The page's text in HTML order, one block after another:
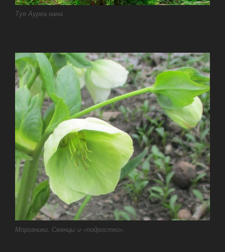
Туя Ауреа нана
Морозники. Сеянцы и «подростки».